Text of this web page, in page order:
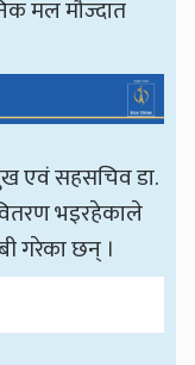
मल मौज्दात
एवं सहसचिव डा.
भइरहेकाले
गरेका छन् ।